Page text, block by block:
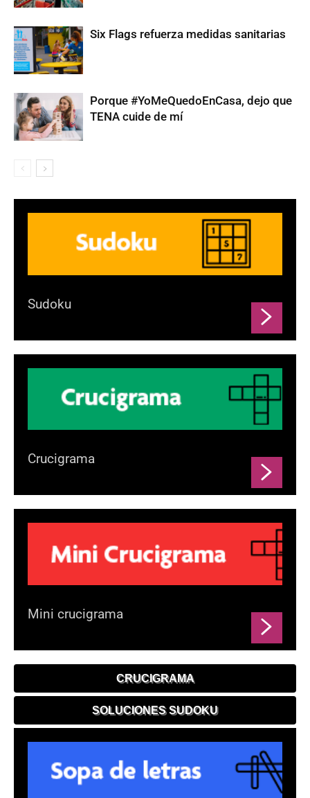
Six Flags refuerza medidas sanitarias
Porque #YoMeQuedoEnCasa, dejo que
TENA cuide de mí
Sudoku
Crucigrama
Mini crucigrama
CRUCIGRAMA
SOLUCIONES SUDOKU